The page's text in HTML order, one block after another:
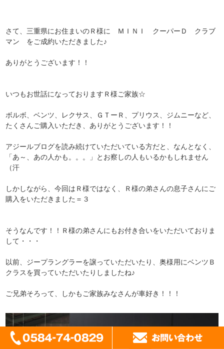
さて、三重県にお住まいのＲ様に ＭＩＮＩ クーパーＤ クラブ
マン をご成約いただきました♪
ありがとうございます！！
いつもお世話になっておりますＲ様ご家族☆
ボルボ、ベンツ、レクサス、ＧＴーＲ、プリウス、ジムニーなど、
たくさんご購入いただき、ありがとうございます！！
アジールブログを読み続けていただいている方だと、なんとなく、
「あ～、あの人かも。。。」とお察しの人もいるかもしれません
（汗
しかしながら、今回はＲ様ではなく、Ｒ様の弟さんの息子さんにご
購入をいただきました＝３
そうなんです！！Ｒ様の弟さんにもお付き合いをいただいておりま
して・・・
以前、ジープラングラーを譲っていただいたり、奥様用にベンツＢ
クラスを買っていただいたりしましたね♪
ご兄弟そろって、しかもご家族みなさんが車好き！！！